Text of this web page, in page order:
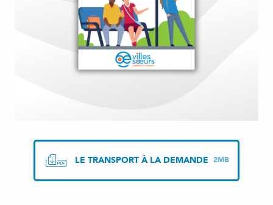
LE TRANSPORT À LA DEMANDE 2MB